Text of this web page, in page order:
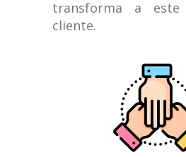
transforma a
cliente.